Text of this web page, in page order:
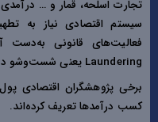
تجارت اسلحه، قمار و …
سیستم اقتصادی نیاز به
فعالیت‌های قانونی
Laundering یعنی شست‌وشو در مورد آن استفاده می‌شود.
برخی پژوهشگران اقتصادی
کسب درآمدها تعریف کرده‌اند.